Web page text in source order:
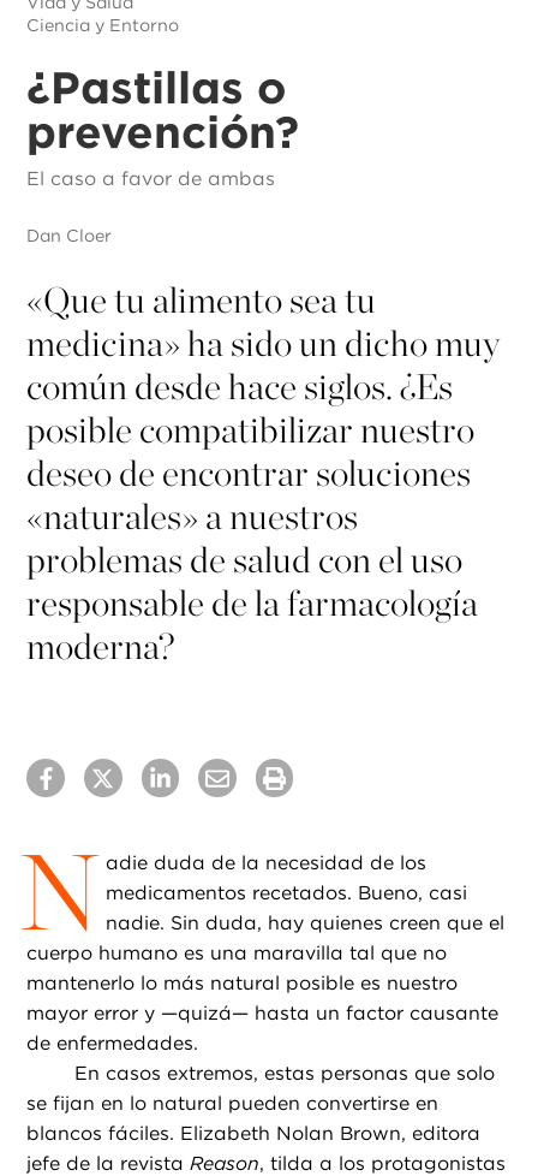
Ciencia y Entorno
¿Pastillas o
prevención?
El caso a favor de ambas
Dan Cloer
«Que tu alimento sea tu
medicina» ha sido un dicho muy
común desde hace siglos. ¿Es
posible compatibilizar nuestro
deseo de encontrar soluciones
«naturales» a nuestros
problemas de salud con el uso
responsable de la farmacología
moderna?
N adie duda de la necesidad de los
medicamentos recetados. Bueno, casi
nadie. Sin duda, hay quienes creen que el
cuerpo humano es una maravilla tal que no
mantenerlo lo más natural posible es nuestro
mayor error y —quizá— hasta un factor causante
de enfermedades.
En casos extremos, estas personas que solo
se fijan en lo natural pueden convertirse en
blancos fáciles. Elizabeth Nolan Brown, editora
jefe de la revistaReason, tilda a los protagonistas